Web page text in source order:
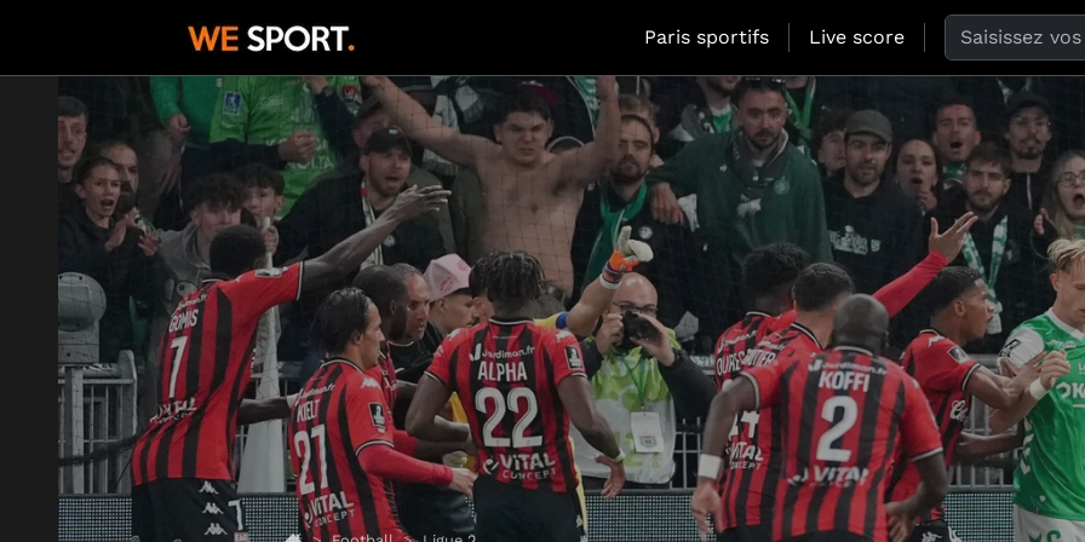
Paris sportifs Live score Search the